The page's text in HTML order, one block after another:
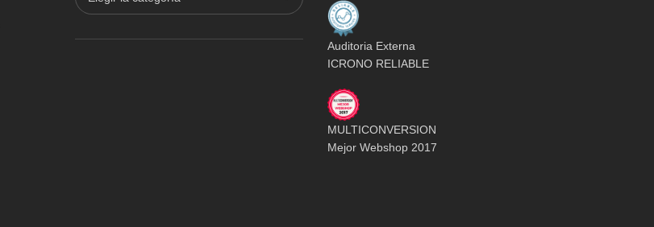
Auditoria Externa
ICRONO RELIABLE
MULTICONVERSION
Mejor Webshop 2017